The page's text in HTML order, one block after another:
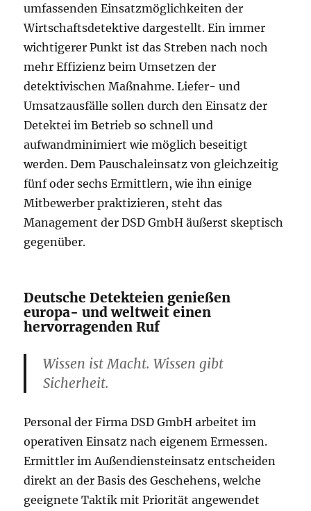
umfassenden Einsatzmöglichkeiten der
Wirtschaftsdetektive dargestellt. Ein immer
wichtigerer Punkt ist das Streben nach noch
mehr Effizienz beim Umsetzen der
detektivischen Maßnahme. Liefer- und
Umsatzausfälle sollen durch den Einsatz der
Detektei im Betrieb so schnell und
aufwandminimiert wie möglich beseitigt
werden. Dem Pauschaleinsatz von gleichzeitig
fünf oder sechs Ermittlern, wie ihn einige
Mitbewerber praktizieren, steht das
Management der DSD GmbH äußerst skeptisch
gegenüber.
Deutsche Detekteien genießen
europa- und weltweit einen
hervorragenden Ruf
Wissen ist Macht. Wissen gibt
Sicherheit.
Personal der Firma DSD GmbH arbeitet im
operativen Einsatz nach eigenem Ermessen.
Ermittler im Außendiensteinsatz entscheiden
direkt an der Basis des Geschehens, welche
geeignete Taktik mit Priorität angewendet